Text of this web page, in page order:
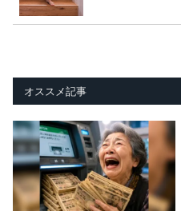
オススメ記事